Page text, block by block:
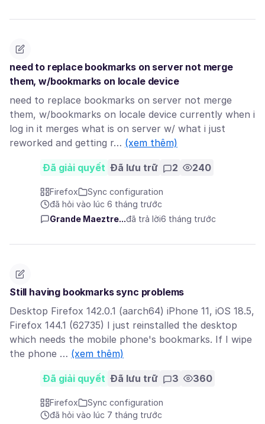
need to replace bookmarks on server not merge
them, w/bookmarks on locale device
need to replace bookmarks on server not merge
them, w/bookmarks on locale device currently when i
log in it merges what is on server w/ what i just
reworked and getting r… (xem thêm)
Đã giải quyết Đã lưu trữ 2 240
Firefox
Sync configuration
đã hỏi vào lúc 6 tháng trước
Grande Maeztre...đã trả lời6 tháng trước
Still having bookmarks sync problems
Desktop Firefox 142.0.1 (aarch64) iPhone 11, iOS 18.5,
Firefox 144.1 (62735) I just reinstalled the desktop
which needs the mobile phone's bookmarks. If I wipe
the phone … (xem thêm)
Đã giải quyết Đã lưu trữ 3 360
Firefox
Sync configuration
đã hỏi vào lúc 7 tháng trước